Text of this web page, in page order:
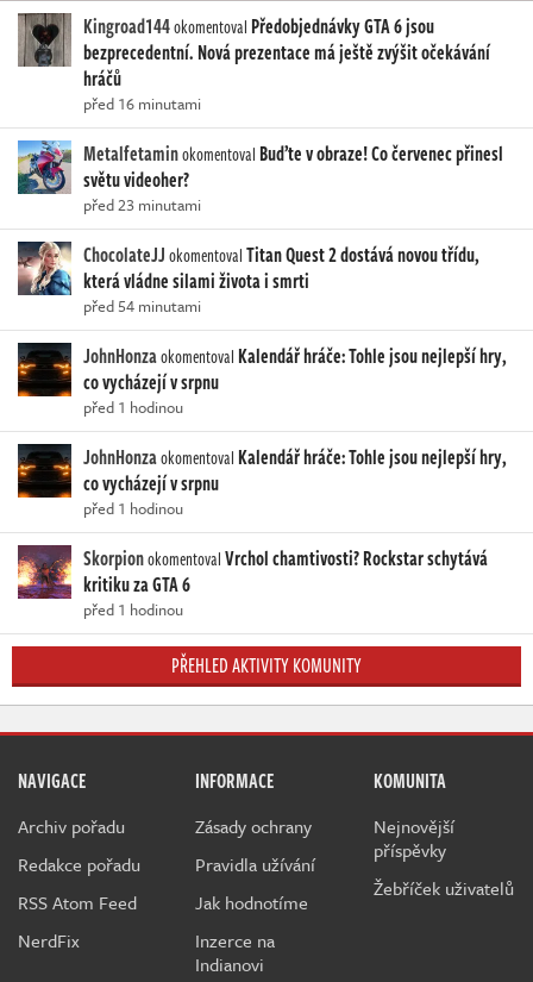
Kingroad144okomentoval Předobjednávky GTA 6 jsou
bezprecedentní. Nová prezentace má ještě zvýšit očekávání
hráčů
před 16 minutami
Metalfetaminokomentoval Buďte v obraze! Co červenec přinesl
světu videoher?
před 23 minutami
ChocolateJJokomentovalTitan Quest 2 dostává novou třídu,
která vládne silami života i smrti
před 54 minutami
JohnHonzaokomentoval Kalendář hráče: Tohle jsou nejlepší hry,
co vycházejí v srpnu
před 1 hodinou
JohnHonzaokomentoval Kalendář hráče: Tohle jsou nejlepší hry,
co vycházejí v srpnu
před 1 hodinou
SkorpionokomentovalVrchol chamtivosti? Rockstar schytává
kritiku za GTA 6
před 1 hodinou
PŘEHLED AKTIVITY KOMUNITY
NAVIGACE
Archiv pořadu
Redakce pořadu
RSS Atom Feed
NerdFix
INFORMACE
Zásady ochrany
Pravidla užívání
Jak hodnotíme
Inzerce na
Indianovi
KOMUNITA
Nejnovější
příspěvky
Žebříček uživatelů